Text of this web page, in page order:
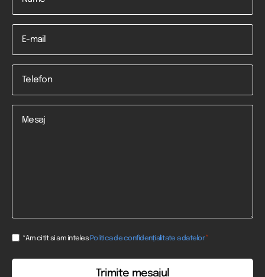
Email
Telefon
Mesaj
Consent
*Am citit si am inteles Politica de confidențialitate a datelor*